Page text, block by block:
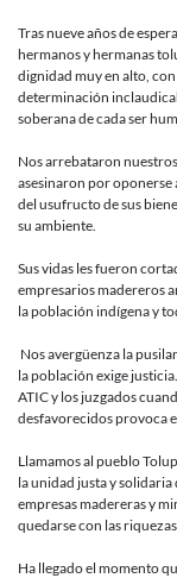
Tras nueve años de
hermanos y hermanas
dignidad muy en alto,
determinación
soberana de cada ser
Nos arrebataron
asesinaron por oponerse
del usufructo de sus
su ambiente.
Sus vidas les fueron
empresarios madereros
la población indígena y
Nos avergüenza la
la población exige
ATIC y los juzgados
desfavorecidos provoca
Llamamos al pueblo
la unidad justa y solidaria
empresas madereras y
quedarse con las
Ha llegado el momento